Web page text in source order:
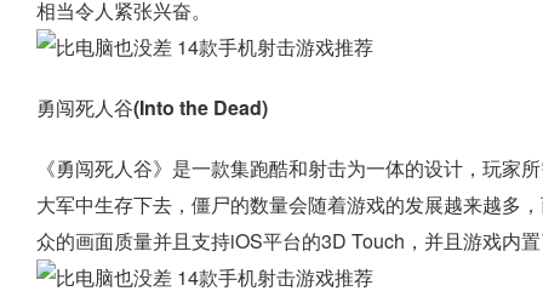
相当令人紧张兴奋。
勇闯死人谷(Into the Dead)
《勇闯死人谷》是一款集跑酷和射击为一体的设计，玩
大军中生存下去，僵尸的数量会随着游戏的发展越来越多
众的画面质量并且支持iOS平台的3D Touch，并且游戏内